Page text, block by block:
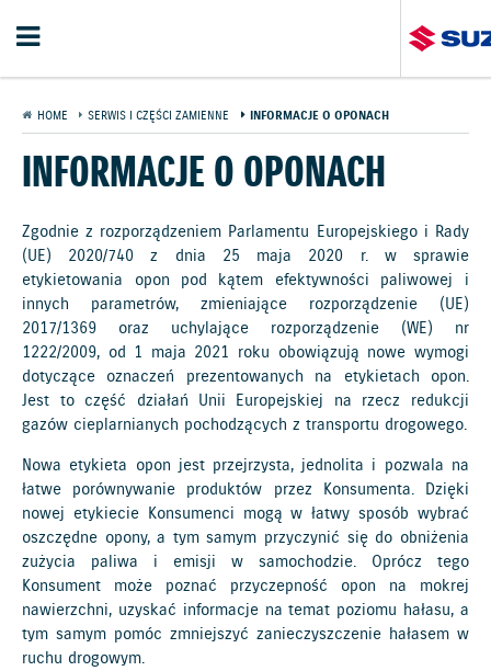
HOME SERWIS I CZĘŚCI ZAMIENNE INFORMACJE O OPONACH
INFORMACJE O OPONACH
Zgodnie z rozporządzeniem Parlamentu Europejskiego i Rady
(UE) 2020/740 z dnia 25 maja 2020 r. w sprawie
etykietowania opon pod kątem efektywności paliwowej i
innych parametrów, zmieniające rozporządzenie (UE)
2017/1369 oraz uchylające rozporządzenie (WE) nr
1222/2009, od 1 maja 2021 roku obowiązują nowe wymogi
dotyczące oznaczeń prezentowanych na etykietach opon.
Jest to część działań Unii Europejskiej na rzecz redukcji
gazów cieplarnianych pochodzących z transportu drogowego.
Nowa etykieta opon jest przejrzysta, jednolita i pozwala na
łatwe porównywanie produktów przez Konsumenta. Dzięki
nowej etykiecie Konsumenci mogą w łatwy sposób wybrać
oszczędne opony, a tym samym przyczynić się do obniżenia
zużycia paliwa i emisji w samochodzie. Oprócz tego
Konsument może poznać przyczepność opon na mokrej
nawierzchni, uzyskać informacje na temat poziomu hałasu, a
tym samym pomóc zmniejszyć zanieczyszczenie hałasem w
ruchu drogowym.